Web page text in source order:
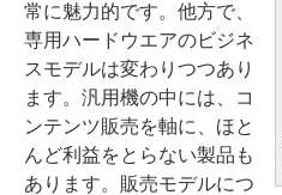
常に魅力的です。他方で、
専用ハードウエアのビジネ
スモデルは変わりつつあり
ます。汎用機の中には、コ
ンテンツ販売を軸に、ほと
んど利益をとらない製品も
あります。販売モデルにつ